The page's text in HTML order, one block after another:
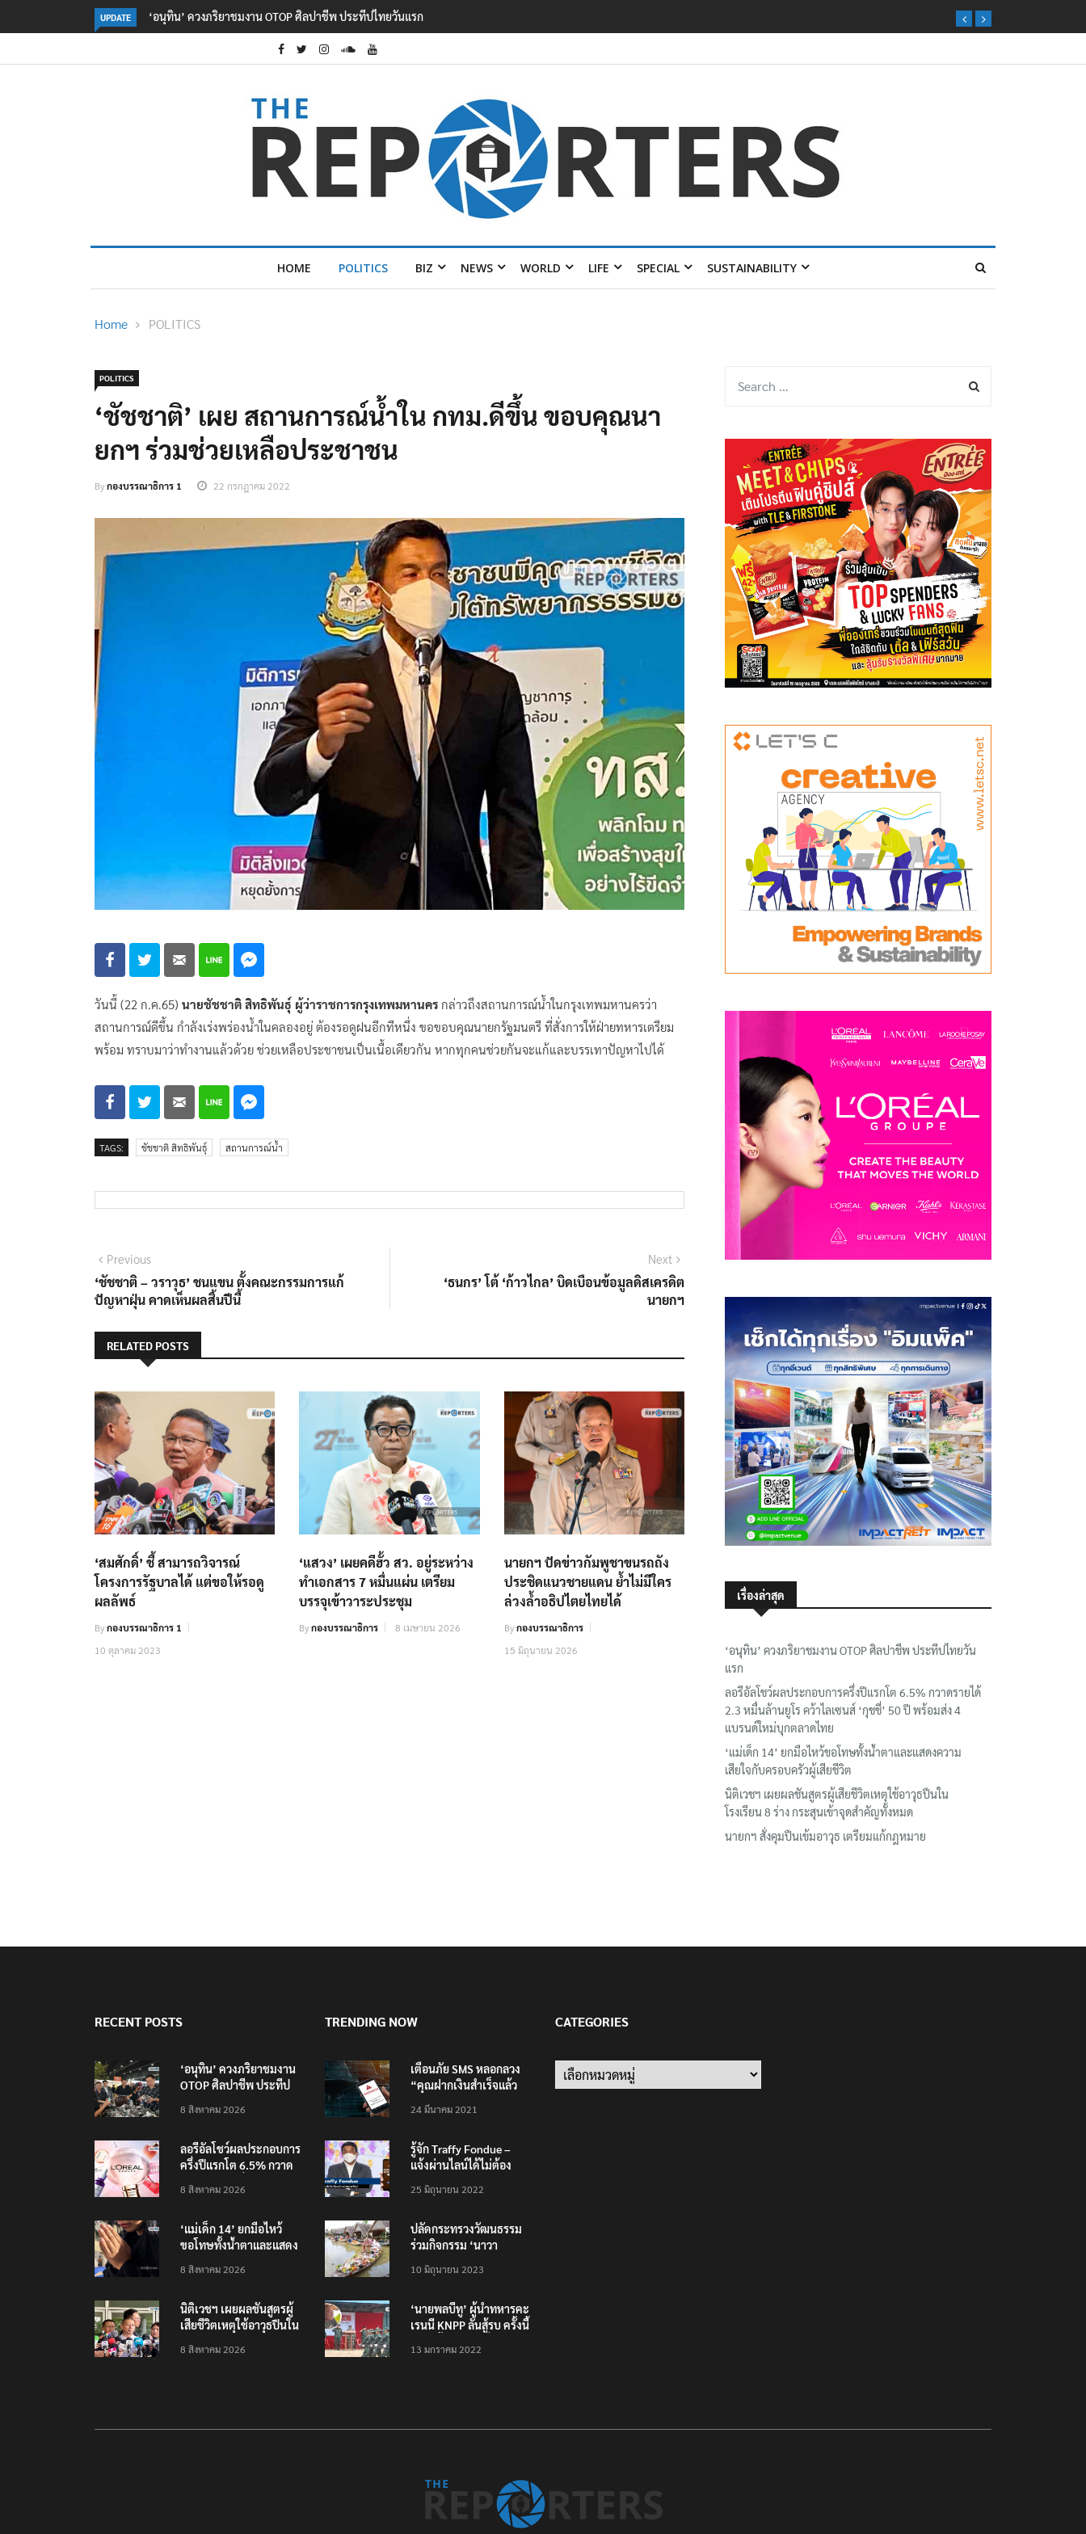
UPDATE
ศิลปาชีพ ประทีปไทยวันแรกลอรีอัลโชว์ผลประกอบการครึ่งปีแรกโต 6.5% กวาดรายได้
2.3 หมื่นล้านยูโร คว้าไลเซนส์ ‘กุชชี่’ 50 ปี พร้อมส่ง 4 แบรนด์
HOME POLITICS BIZ NEWS WORLD LIFE SPECIAL SUSTAINABILITY
Home POLITICS
POLITICS
‘ชัชชาติ’ เผย สถานการณ์น้ำใน กทม.ดีขึ้น ขอบคุณนา
ยกฯ ร่วมช่วยเหลือประชาชน
Byกองบรรณาธิการ 1 22 กรกฎาคม 2022
วันนี้ (22 ก.ค.65) นายชัชชาติ สิทธิพันธุ์ ผู้ว่าราชการกรุงเทพมหานคร กล่าวถึงสถานการณ์น้ำในกรุงเทพมหานครว่า
สถานการณ์ดีขึ้น กำลังเร่งพร่องน้ำในคลองอยู่ ต้องรอดูฝนอีกทีหนึ่ง ขอขอบคุณนายกรัฐมนตรี ที่สั่งการให้ฝ่ายทหารเตรียม
พร้อม ทราบมาว่าทำงานแล้วด้วย ช่วยเหลือประชาชนเป็นเนื้อเดียวกัน หากทุกคนช่วยกันจะแก้และบรรเทาปัญหาไปได้
TAGS: ชัชชาติ สิทธิพันธุ์ สถานการณ์น้ำ
แนะแนว
เรื่อง
PreviousPrevious
post:
‘ชัชชาติ – วราวุธ’ ชนแขน ตั้งคณะกรรมการแก้
ปัญหาฝุ่น คาดเห็นผลสิ้นปีนี้
Next
‘ธนกร’ โต้ ‘ก้าวไกล’ บิดเบือนข้อมูลดิสเครดิต
นายกฯ
RELATED POSTS
‘สมศักดิ์’ ชี้ สามารถวิจารณ์
โครงการรัฐบาลได้ แต่ขอให้รอดู
ผลลัพธ์
Byกองบรรณาธิการ 1
10 ตุลาคม 2023
‘แสวง’ เผยคดีฮั้ว สว. อยู่ระหว่าง
ทำเอกสาร 7 หมื่นแผ่น เตรียม
บรรจุเข้าวาระประชุม
Byกองบรรณาธิการ 8 เมษายน 2026
นายกฯ ปัดข่าวกัมพูชาขนรถถัง
ประชิดแนวชายแดน ย้ำไม่มีใคร
ล่วงล้ำอธิปไตยไทยได้
Byกองบรรณาธิการ
15 มิถุนายน 2026
เรื่องล่าสุด
‘อนุทิน’ ควงภริยาชมงาน OTOP ศิลปาชีพ ประทีปไทยวัน
แรก
ลอรีอัลโชว์ผลประกอบการครึ่งปีแรกโต 6.5% กวาดรายได้
2.3 หมื่นล้านยูโร คว้าไลเซนส์ ‘กุชชี่’ 50 ปี พร้อมส่ง 4
แบรนด์ใหม่บุกตลาดไทย
‘แม่เด็ก 14’ ยกมือไหว้ขอโทษทั้งน้ำตาและแสดงความ
เสียใจกับครอบครัวผู้เสียชีวิต
นิติเวชฯ เผยผลชันสูตรผู้เสียชีวิตเหตุใช้อาวุธปืนใน
โรงเรียน 8 ร่าง กระสุนเข้าจุดสำคัญทั้งหมด
นายกฯ สั่งคุมปืนเข้มอาวุธ เตรียมแก้กฎหมาย
RECENT POSTS
‘อนุทิน’ ควงภริยาชมงาน
OTOP ศิลปาชีพ ประทีป
8 สิงหาคม 2026
ลอรีอัลโชว์ผลประกอบการ
ครึ่งปีแรกโต 6.5% กวาด
คว้าไลเซนส์ ‘กุชชี่’ 50 ปี
ตลาดไทย
8 สิงหาคม 2026
‘แม่เด็ก 14’ ยกมือไหว้
ขอโทษทั้งน้ำตาและแสดง
เสียชีวิต
8 สิงหาคม 2026
นิติเวชฯ เผยผลชันสูตรผู้
เสียชีวิตเหตุใช้อาวุธปืนใน
จุดสำคัญทั้งหมด
8 สิงหาคม 2026
TRENDING NOW
เตือนภัย SMS หลอกลวง
“คุณฝากเงินสำเร็จแล้ว
200,000 บาท”
24 มีนาคม 2021
รู้จัก Traffy Fondue –
แจ้งผ่านไลน์ได้ไม่ต้อง
ทั่วไทย ไม่ใช่แค่ในกรุง
25 มิถุนายน 2022
ปลัดกระทรวงวัฒนธรรม
ร่วมกิจกรรม ‘นาวา
ตักบาตรทางน้ำ
10 มิถุนายน 2023
‘นายพลบีทู’ ผู้นำทหารคะ
เรนนี KNPP ลั่นสู้รบ ครั้งนี้
ประชาชนต้องชนะ
13 มกราคม 2022
CATEGORIES
Categories